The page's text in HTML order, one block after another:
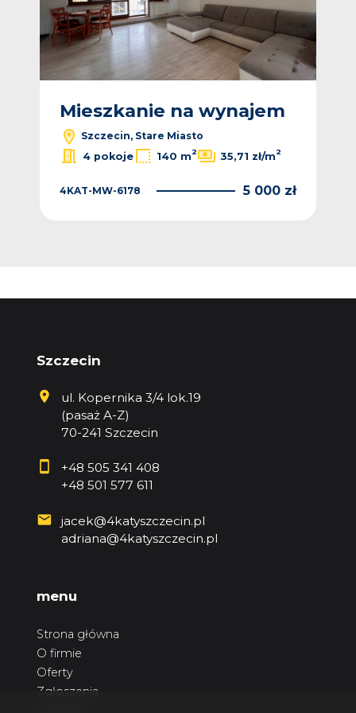
Mieszkanie na wynajem
Szczecin, Stare Miasto
4 pokoje
140 m2 35,71 zł/m2
4KAT-MW-6178 5 000 zł
Szczecin
ul. Kopernika 3/4 lok.19
(pasaż A-Z)
70-241 Szczecin
+48 505 341 408
+48 501 577 611
jacek@4katyszczecin.pl
adriana@4katyszczecin.pl
menu
Strona główna
O firmie
Oferty
Zgłoszenia